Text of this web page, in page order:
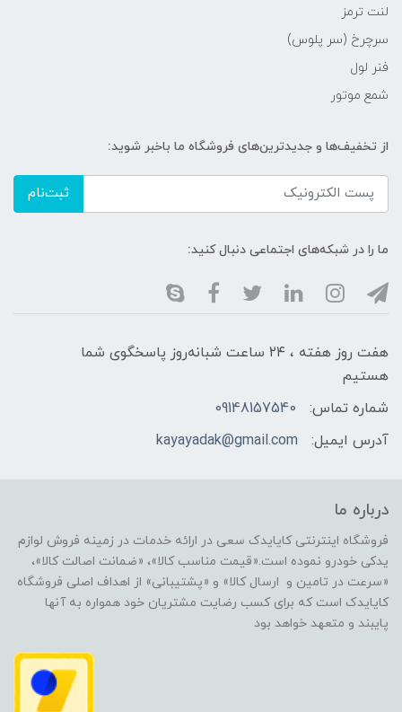
لنت ترمز
سرچرخ (سر پلوس)
فنر لول
شمع موتور
از تخفیف‌ها و جدیدترین‌های فروشگاه ما باخبر شوید:
ثبت‌نام
ما را در شبکه‌های اجتماعی دنبال کنید:
هفت روز هفته ، ۲۴ ساعت شبانه‌روز پاسخگوی شما
هستیم
شماره تماس:
09148157540
آدرس ایمیل:
kayayadak@gmail.com
درباره ما
فروشگاه اینترنتی کایایدک سعی در ارائه خدمات در زمینه فروش لوازم
یدکی خودرو نموده است.«قیمت مناسب کالا»، «ضمانت اصالت کالا»،
«سرعت در تامین و ارسال کالا» و «پشتیبانی» از اهداف اصلی فروشگاه
کایایدک است که برای کسب رضایت مشتریان خود همواره به آنها
پایبند و متعهد خواهد بود